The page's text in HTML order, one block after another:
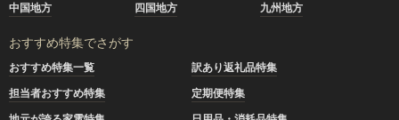
中国地方
四国地方 九州地方
おすすめ特集でさがす
おすすめ特集一覧
訳あり返礼品特集
担当者おすすめ特集
定期便特集